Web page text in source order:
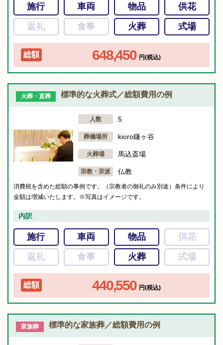
施行 車両 物品
供花
返礼
食事 火葬 式場
総額 648,450 円(税込)
火葬・直葬 標準的な火葬式／総額費用の例
人数 5
葬儀場所 kioro鎌ヶ谷
火葬場 馬込斎場
宗教・宗派 仏教
消費税を含めた総額の事例です。（宗教者の御礼のみ別途）条件により
金額は増減いたします。※写真はイメージです。
内訳
施行 車両 物品
供花
返礼
食事 火葬 式場
総額 440,550 円(税込)
家族葬 標準的な家族葬／総額費用の例